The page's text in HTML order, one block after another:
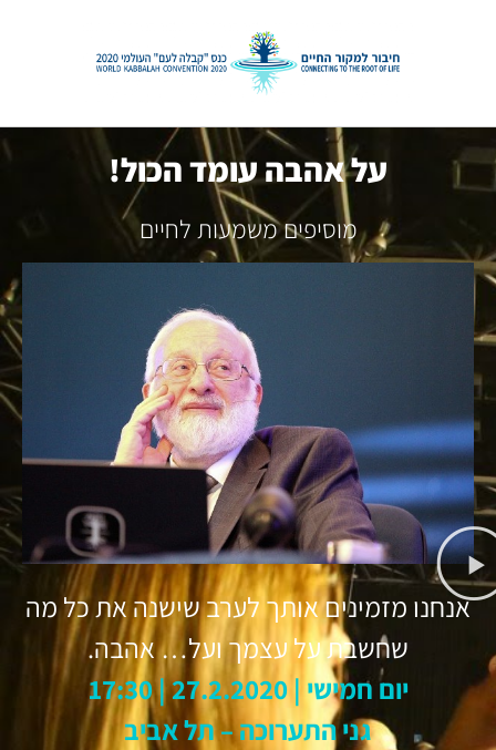
על אהבה עומד הכול!
מוסיפים משמעות לחיים
אנחנו מזמינים אותך לערב שישנה את כל מה
שחשבת על עצמך ועל… אהבה.
יום חמישי | 27.2.2020 | 17:30
גני התערוכה – תל אביב